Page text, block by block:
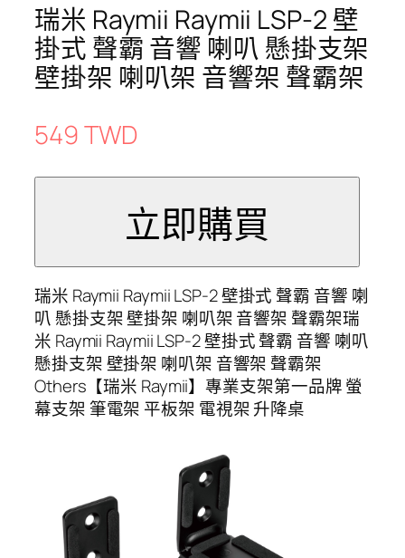
瑞米 Raymii Raymii LSP-2 壁
掛式 聲霸 音響 喇叭 懸掛支架
壁掛架 喇叭架 音響架 聲霸架
549 TWD
瑞米 Raymii Raymii LSP-2 壁掛式 聲霸 音響 喇
叭 懸掛支架 壁掛架 喇叭架 音響架 聲霸架瑞
米 Raymii Raymii LSP-2 壁掛式 聲霸 音響 喇叭
懸掛支架 壁掛架 喇叭架 音響架 聲霸架
Others【瑞米 Raymii】專業支架第一品牌 螢
幕支架 筆電架 平板架 電視架 升降桌